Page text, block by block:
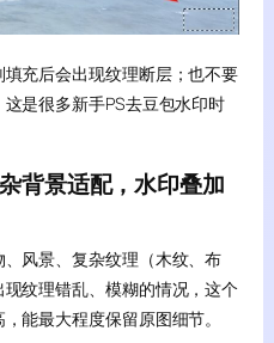
充后会出现纹理断层；也不要
是很多新手PS去豆包水印时
背景适配，水印叠加
风景、复杂纹理（木纹、布
纹理错乱、模糊的情况，这个
能最大程度保留原图细节。